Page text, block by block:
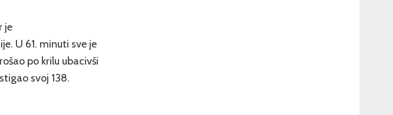
je
U 61. minuti sve je
po krilu ubacivši
svoj 138.